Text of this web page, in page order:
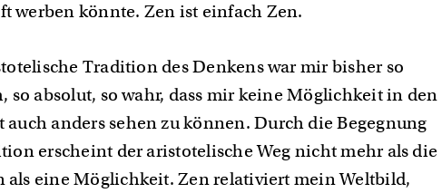
werben könnte. Zen ist einfach Zen.
Tradition des Denkens war mir bisher so
so absolut, so wahr, dass mir keine Möglichkeit in den
auch anders sehen zu können. Durch die Begegnung
erscheint der aristotelische Weg nicht mehr als die
als eine Möglichkeit. Zen relativiert mein Weltbild,